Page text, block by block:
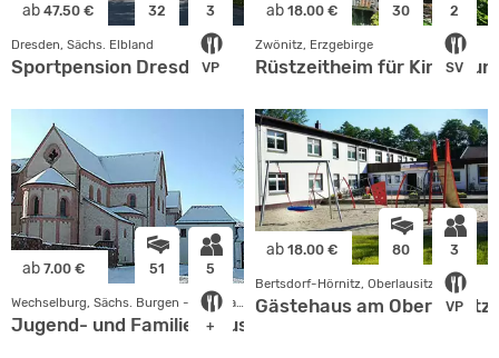
ab 47.50 € 32 3
VP
Dresden, Sächs. Elbland
Sportpension Dresden
ab 18.00 € 30 2
SV
Zwönitz, Erzgebirge
Rüstzeitheim für Kinder
ab 7.00 € 51 5
+
Wechselburg, Sächs. Burgen - Heideland
Jugend- und Familienhaus
ab 18.00 € 80 3
VP
Bertsdorf-Hörnitz, Oberlausitz
Gästehaus am